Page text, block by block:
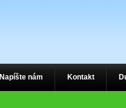
Napíšte nám Kontakt